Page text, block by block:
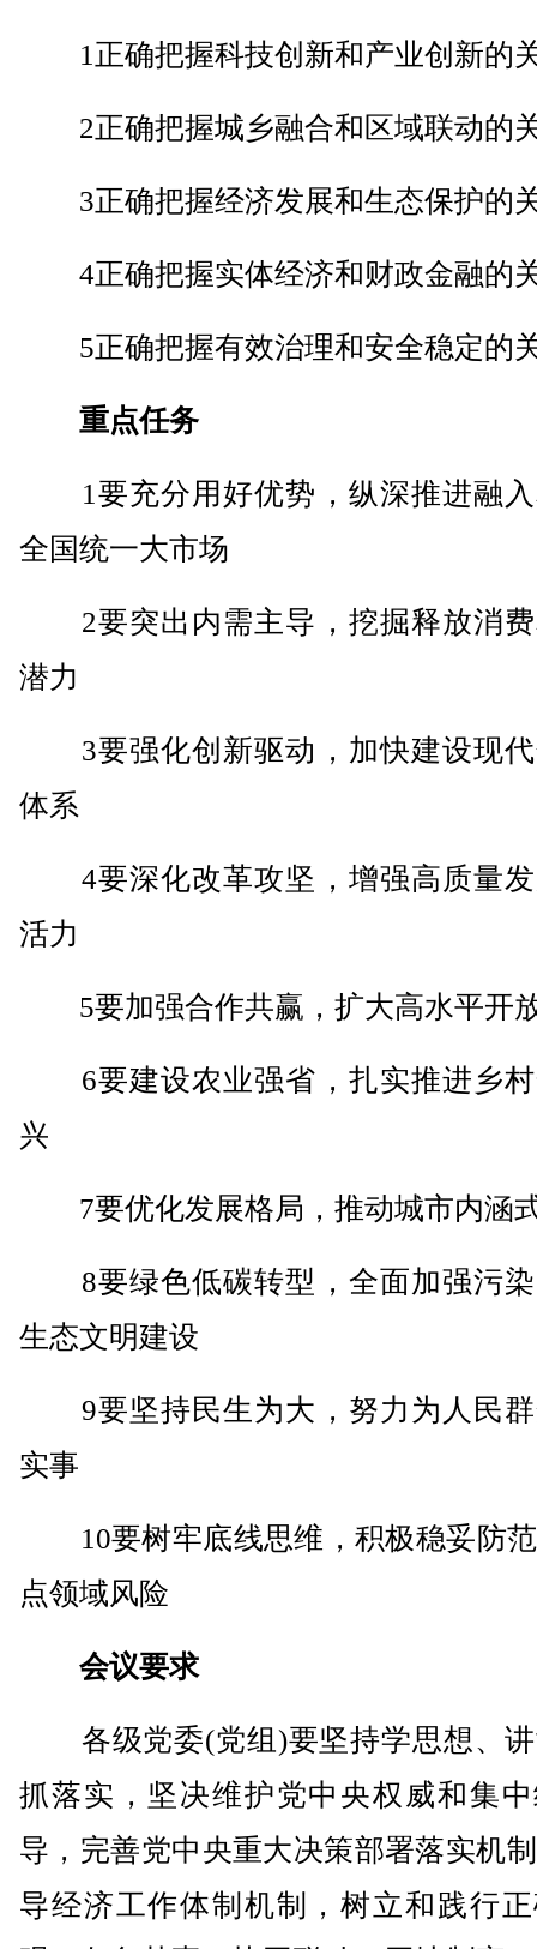
1正确把握科技创新和产业创新的
2正确把握城乡融合和区域联动的
3正确把握经济发展和生态保护的
4正确把握实体经济和财政金融的
5正确把握有效治理和安全稳定的
重点任务
1要充分用好优势，纵深推进融入
全国统一大市场
2要突出内需主导，挖掘释放消费
潜力
3要强化创新驱动，加快建设现代
体系
4要深化改革攻坚，增强高质量发
活力
5要加强合作共赢，扩大高水平开
6要建设农业强省，扎实推进乡村
兴
7要优化发展格局，推动城市内涵
8要绿色低碳转型，全面加强污染
生态文明建设
9要坚持民生为大，努力为人民群
实事
10要树牢底线思维，积极稳妥防
点领域风险
会议要求
各级党委(党组)要坚持学思想、讲
抓落实，坚决维护党中央权威和集
导，完善党中央重大决策部署落实机
导经济工作体制机制，树立和践行